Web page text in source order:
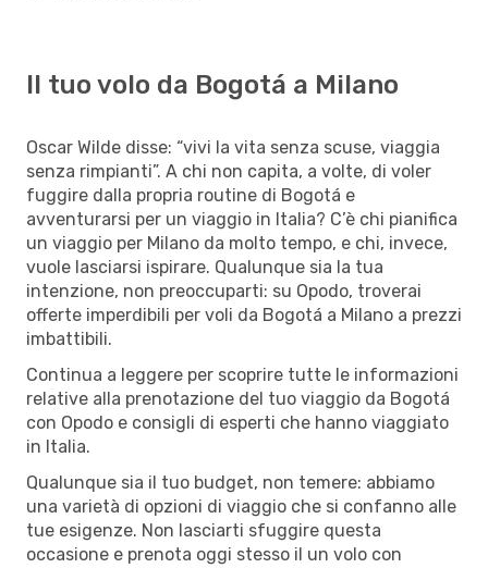
Il tuo volo da Bogotá a Milano
Oscar Wilde disse: “vivi la vita senza scuse, viaggia
senza rimpianti”. A chi non capita, a volte, di voler
fuggire dalla propria routine di Bogotá e
avventurarsi per un viaggio in Italia? C’è chi pianifica
un viaggio per Milano da molto tempo, e chi, invece,
vuole lasciarsi ispirare. Qualunque sia la tua
intenzione, non preoccuparti: su Opodo, troverai
offerte imperdibili per voli da Bogotá a Milano a prezzi
imbattibili.
Continua a leggere per scoprire tutte le informazioni
relative alla prenotazione del tuo viaggio da Bogotá
con Opodo e consigli di esperti che hanno viaggiato
in Italia.
Qualunque sia il tuo budget, non temere: abbiamo
una varietà di opzioni di viaggio che si confanno alle
tue esigenze. Non lasciarti sfuggire questa
occasione e prenota oggi stesso il un volo con